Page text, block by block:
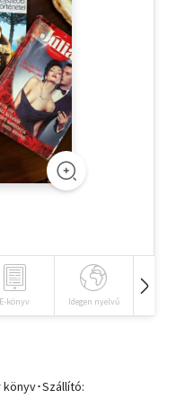
E-könyv Idegen nyelvű
･Szállító: